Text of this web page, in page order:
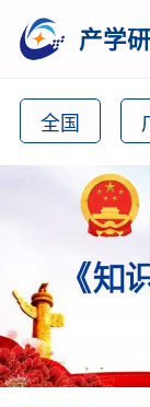
产学
全国